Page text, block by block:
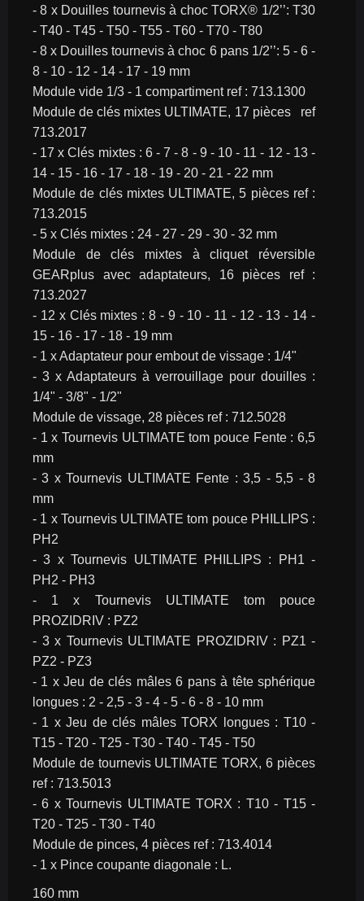
- 8 x Douilles tournevis à choc TORX® 1/2’’: T30
- T40 - T45 - T50 - T55 - T60 - T70 - T80
- 8 x Douilles tournevis à choc 6 pans 1/2’’: 5 - 6 -
8 - 10 - 12 - 14 - 17 - 19 mm
Module vide 1/3 - 1 compartiment ref : 713.1300
Module de clés mixtes ULTIMATE, 17 pièces   ref
713.2017
- 17 x Clés mixtes : 6 - 7 - 8 - 9 - 10 - 11 - 12 - 13 -
14 - 15 - 16 - 17 - 18 - 19 - 20 - 21 - 22 mm
Module de clés mixtes ULTIMATE, 5 pièces ref :
713.2015
- 5 x Clés mixtes : 24 - 27 - 29 - 30 - 32 mm
Module de clés mixtes à cliquet réversible
GEARplus avec adaptateurs, 16 pièces ref :
713.2027
- 12 x Clés mixtes : 8 - 9 - 10 - 11 - 12 - 13 - 14 -
15 - 16 - 17 - 18 - 19 mm
- 1 x Adaptateur pour embout de vissage : 1/4"
- 3 x Adaptateurs à verrouillage pour douilles :
1/4" - 3/8" - 1/2"
Module de vissage, 28 pièces ref : 712.5028
- 1 x Tournevis ULTIMATE tom pouce Fente : 6,5
mm
- 3 x Tournevis ULTIMATE Fente : 3,5 - 5,5 - 8
mm
- 1 x Tournevis ULTIMATE tom pouce PHILLIPS :
PH2
- 3 x Tournevis ULTIMATE PHILLIPS : PH1 -
PH2 - PH3
- 1 x Tournevis ULTIMATE tom pouce
PROZIDRIV : PZ2
- 3 x Tournevis ULTIMATE PROZIDRIV : PZ1 -
PZ2 - PZ3
- 1 x Jeu de clés mâles 6 pans à tête sphérique
longues : 2 - 2,5 - 3 - 4 - 5 - 6 - 8 - 10 mm
- 1 x Jeu de clés mâles TORX longues : T10 -
T15 - T20 - T25 - T30 - T40 - T45 - T50
Module de tournevis ULTIMATE TORX, 6 pièces
ref : 713.5013
- 6 x Tournevis ULTIMATE TORX : T10 - T15 -
T20 - T25 - T30 - T40
Module de pinces, 4 pièces ref : 713.4014
- 1 x Pince coupante diagonale : L.
160 mm